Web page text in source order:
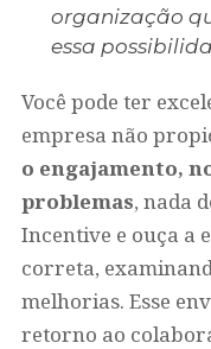
organização
essa
Você pode ter
empresa não
o engajamento,
problemas, nada
Incentive e ouça a
correta,
melhorias. Esse
retorno ao